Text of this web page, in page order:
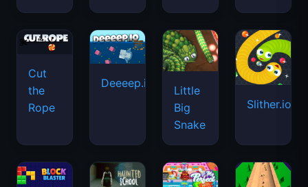
Cut
the
Rope
Deeeep.io
Little
Big
Snake
Slither.io